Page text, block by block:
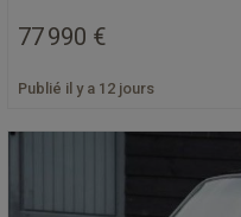
77 990 €
Publié il y a 12 jours